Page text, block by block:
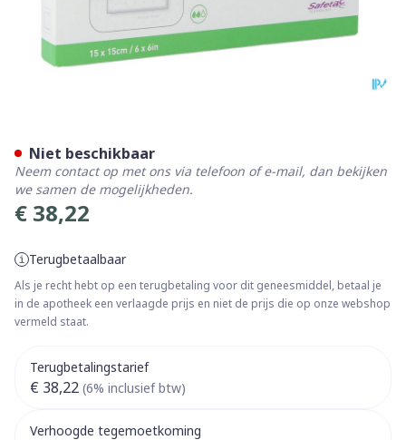
€ 38,22
Terugbetaalbaar
Als je recht hebt op een terugbetaling voor dit geneesmiddel, betaal je
in de apotheek een verlaagde prijs en niet de prijs die op onze webshop
vermeld staat.
Terugbetalingstarief
€ 38,22 (6% inclusief btw)
Verhoogde tegemoetkoming
Niet beschikbaar
Neem contact op met ons via telefoon of e-mail, dan bekijken
we samen de mogelijkheden.